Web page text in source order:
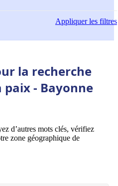
Appliquerles filtres
la recherche
paix - Bayonne
d’autres mots clés, vérifiez
zone géographique de